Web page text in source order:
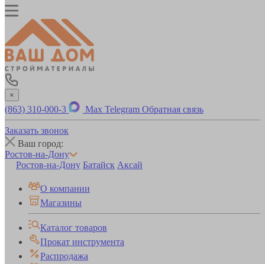
×
(863) 310-000-3 Max Telegram Обратная связь
Заказать звонок
Ваш город:
Ростов-на-Дону
Ростов-на-Дону Батайск Аксай
О компании
Магазины
Каталог товаров
Прокат инструмента
Распродажа